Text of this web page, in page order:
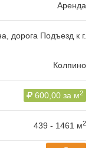
Аренда
дорога Подъезд к г.
Колпино
600,00 за м2
439 - 1461 м2